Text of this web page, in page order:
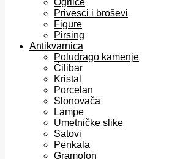
Ogrlice
Privesci i broševi
Figure
Pirsing
Antikvarnica
Poludrago kamenje
Ćilibar
Kristal
Porcelan
Slonovača
Lampe
Umetničke slike
Satovi
Penkala
Gramofon